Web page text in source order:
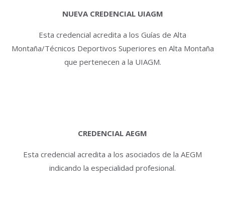
NUEVA CREDENCIAL UIAGM
Esta credencial acredita a los Guías de Alta
Montaña/Técnicos Deportivos Superiores en Alta Montaña
que pertenecen a la UIAGM.
CREDENCIAL AEGM
Esta credencial acredita a los asociados de la AEGM
indicando la especialidad profesional.